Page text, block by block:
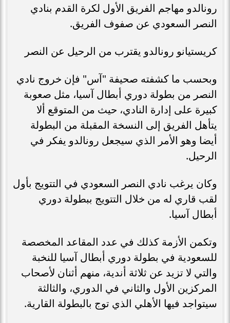
رونالدو مهاجم الفريق الأول لكرة القدم بنادي
النصر السعودي عن صفوف الفريق.
كريستيانو رونالدو يقترب من الرحيل عن النصر
وبحسب ما كشفته صحيفة "آس" فإن خروج نادي
النصر من بطولة دوري أبطال آسيا، مثل صعوبة
كبيرة على إدارة النادي، حيث من المتوقع ألا
يتأهل الفريق إلى النسخة المقبلة من البطولة
أيضا وهو الأمر الذي سيجعل رونالدو يفكر في
الرحيل.
وكان يرغب نادي النصر السعودي في التتويج بأول
لقب قاري له من خلال التتويج ببطولة دوري
أبطال آسيا.
وتكمن الأزمة كذلك في عدد المقاعد المخصصة
للسعودية في بطولة دوري أبطال آسيا للنخبة
والتي لا تزيد عن ثلاثة أندية، منهم أثنان لأصحاب
المركزين الأول والثاني في الدوري، والثالثة
سيتواجد فيها الأهلي الذي توج بالبطولة القارية.